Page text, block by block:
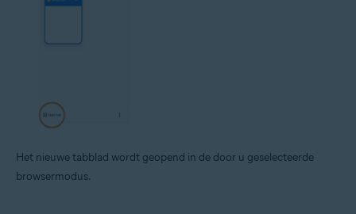
Het nieuwe tabblad wordt geopend in de door u geselecteerde
browsermodus.